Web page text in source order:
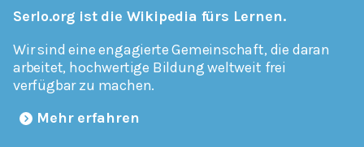
Serlo.org ist die Wikipedia fürs Lernen.
Wir sind eine engagierte Gemeinschaft, die daran
arbeitet, hochwertige Bildung weltweit frei
verfügbar zu machen.
Mehr erfahren